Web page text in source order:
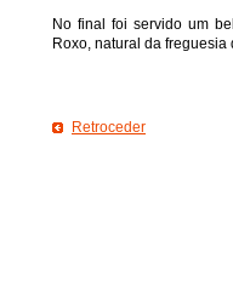
No final foi servido um
Roxo, natural da
Retroceder